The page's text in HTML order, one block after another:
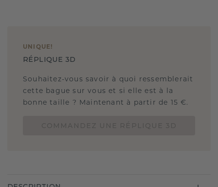
UNIQUE !
RÉPLIQUE 3D
Souhaitez-vous savoir à quoi ressemblerait
cette bague sur vous et si elle est à la
bonne taille ? Maintenant à partir de 15 €.